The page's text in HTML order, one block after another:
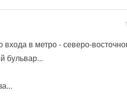
входа в метро - северо-
бульвар...